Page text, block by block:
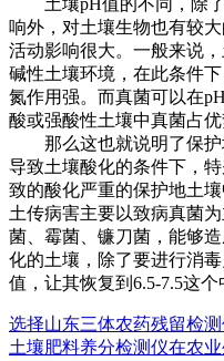
土壤pH值的不同，除了
响外，对土壤生物也有较
活动影响很大。一般来说
碱性土壤环境，在此条件
氮作用强。而真菌可以在
酸或强酸性土壤中真菌占优
那么这也就说明了保护
导致土壤酸化的条件下，
致的酸化严重的保护地土
土传病害主要以致病真菌
菌、霉菌、镰刀菌，能够
化的土壤，除了要进行消
值，让其恢复到6.5-7.5这个
选择山东三体农药残留检测
土壤肥料养分检测仪在农